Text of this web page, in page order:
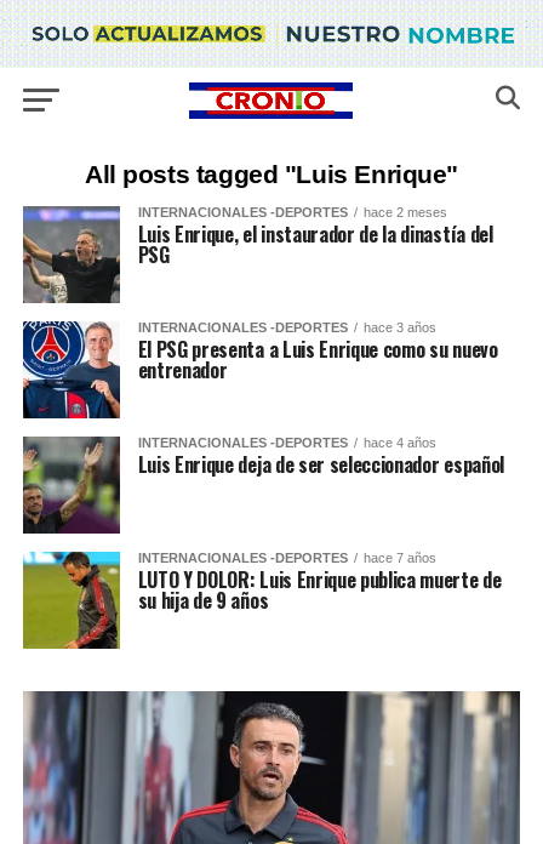
All posts tagged "Luis Enrique"
INTERNACIONALES -DEPORTES hace 2 meses
Luis Enrique, el instaurador de la dinastía del
PSG
INTERNACIONALES -DEPORTES hace 3 años
El PSG presenta a Luis Enrique como su nuevo
entrenador
INTERNACIONALES -DEPORTES hace 4 años
Luis Enrique deja de ser seleccionador español
INTERNACIONALES -DEPORTES hace 7 años
LUTO Y DOLOR: Luis Enrique publica muerte de
su hija de 9 años